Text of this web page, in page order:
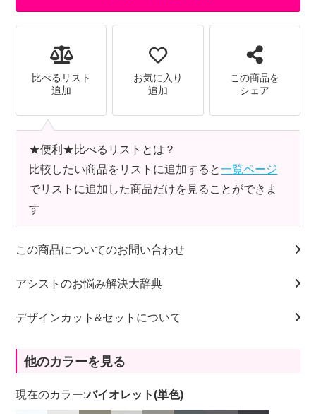
比べるリスト
追加
お気に入り
追加
この商品を
シェア
★便利★比べるリストとは？
比較したい商品をリストに追加すると一覧ページ
でリストに追加した商品だけを見ることができま
す
この商品についてのお問い合わせ
アシストのお悩み解決大辞典
デザインカット&セットについて
他のカラーを見る
現在のカラー:バイオレット(単色)